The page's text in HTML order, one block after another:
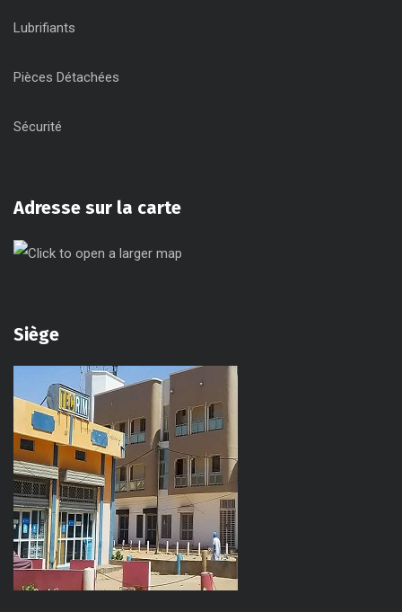
Lubrifiants
Pièces Détachées
Sécurité
Adresse sur la carte
Siège